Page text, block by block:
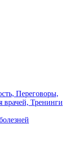
Переговоры,
врачей, Тренинги